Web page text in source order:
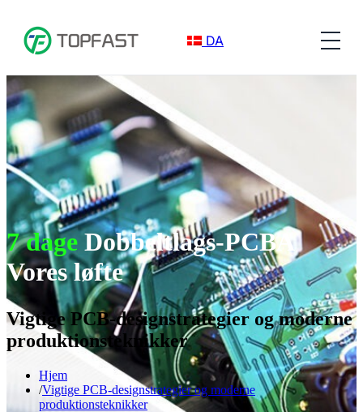
DA
7 dageDobbeltlags-PCBA
Vores løfte
Vigtige PCB-designstrategier og moderne
produktionsteknikker
Hjem
Vigtige PCB-designstrategier og moderne
produktionsteknikker